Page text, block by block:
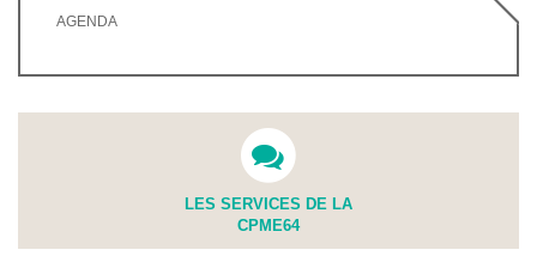
AGENDA
LES SERVICES DE LA
CPME64